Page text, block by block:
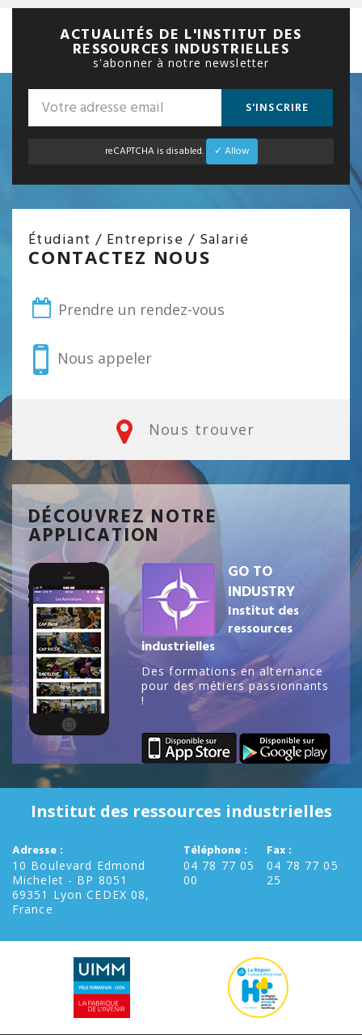
ACTUALITÉS DE L'INSTITUT DES
RESSOURCES INDUSTRIELLES
s'abonner à notre newsletter
S'INSCRIRE
reCAPTCHA is disabled. ✓ Allow
Étudiant / Entreprise / Salarié
CONTACTEZ NOUS
Prendre un rendez-vous
Nous appeler
Nous trouver
DÉCOUVREZ NOTRE
APPLICATION
GO TO
INDUSTRY
Institut des
ressources
industrielles
Des formations en alternance
pour des métiers passionnants
!
Institut des ressources industrielles
Adresse :
10 Boulevard Edmond
Michelet - BP 8051
69351 Lyon CEDEX 08,
France
Téléphone :
04 78 77 05
00
Fax :
04 78 77 05
25